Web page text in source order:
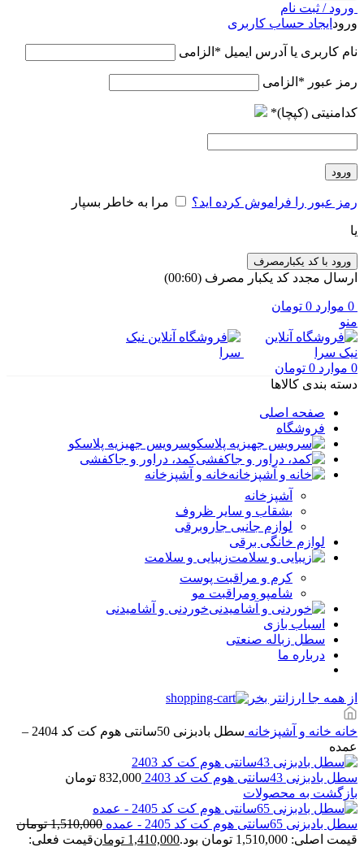
ورود / ثبت نام
ورود ایجاد حساب کاربری
نام کاربری یا آدرس ایمیل * الزامی
رمز عبور * الزامی
کدامنیتی (کپچا)*
ورود
رمز عبور را فراموش کرده اید؟ مرا به خاطر بسپار
یا
ورود با کد یکبارمصرف
ارسال مجدد کد یکبار مصرف (00:
60
)
0 موارد 0 تومان
منو
0 موارد 0 تومان
دسته بندی کالاها
صفحه اصلی
فروشگاه
سرویس جهیزیه پلاسکو
کمد، دراور و جاکفشی
خانه و آشپزخانه
آشپزخانه
بشقاب و سایر ظروف
لوازم جانبی جاروبرقی
لوازم خانگی برقی
زیبایی و سلامت
کرم و مراقبت پوست
شامپو ومراقبت مو
خوردنی و آشامیدنی
اسباب بازی
سطل زباله صنعتی
درباره ما
از همه جا ارزانتر بخر
خانه خانه و آشپزخانه
سطل بادبزنی 50سانتی هوم کت کد 2404 –
عمده
سطل بادبزنی 43سانتی هوم کت کد 2403 832,000 تومان
بازگشت به محصولات
سطل بادبزنی 65سانتی هوم کت کد 2405 - عمده 1,510,000 تومان
قیمت اصلی: 1,510,000 تومان بود.
1,410,000 تومانقیمت فعلی: